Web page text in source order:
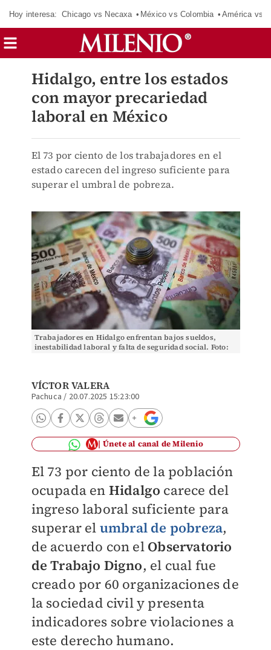
Hoy interesa: Chicago vs Necaxa México vs Colombia América vs
Hidalgo, entre los estados
con mayor precariedad
laboral en México
El 73 por ciento de los trabajadores en el
estado carecen del ingreso suficiente para
superar el umbral de pobreza.
Trabajadores en Hidalgo enfrentan bajos sueldos,
inestabilidad laboral y falta de seguridad social. Foto:
VÍCTOR VALERA
Pachuca / 20.07.2025 15:23:00
Únete al canal de Milenio
El 73 por ciento de la población
ocupada en Hidalgo carece del
ingreso laboral suficiente para
superar el umbral de pobreza,
de acuerdo con el Observatorio
de Trabajo Digno, el cual fue
creado por 60 organizaciones de
la sociedad civil y presenta
indicadores sobre violaciones a
este derecho humano.